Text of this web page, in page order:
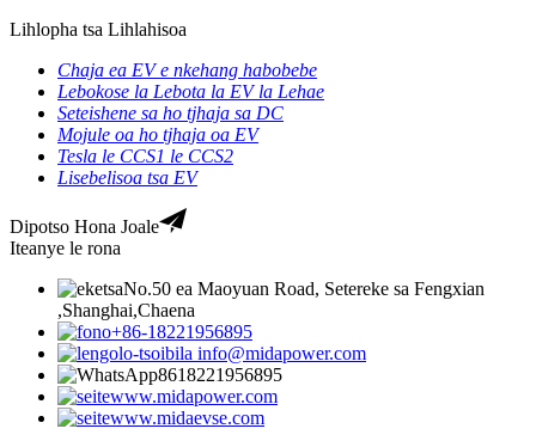
Lihlopha tsa Lihlahisoa
Chaja ea EV e nkehang habobebe
Lebokose la Lebota la EV la Lehae
Seteishene sa ho tjhaja sa DC
Mojule oa ho tjhaja oa EV
Tesla le CCS1 le CCS2
Lisebelisoa tsa EV
Dipotso Hona Joale
Iteanye le rona
No.50 ea Maoyuan Road, Setereke sa Fengxian
,Shanghai,Chaena
+86-18221956895
info@midapower.com
8618221956895
www.midapower.com
www.midaevse.com